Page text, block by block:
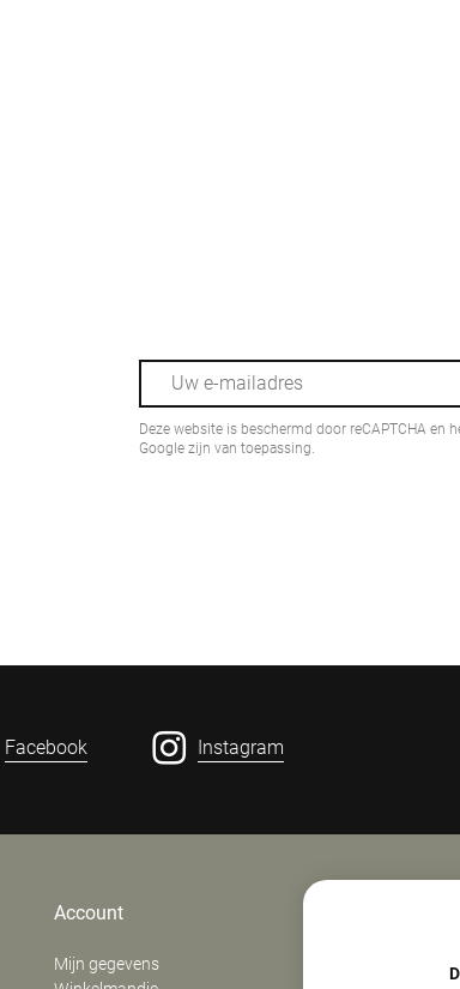
Deze website is beschermd door reCAPTCHA en
Google zijn van toepassing.
Facebook Instagram
Account
Mijn gegevens
E. Verfaillie Nv